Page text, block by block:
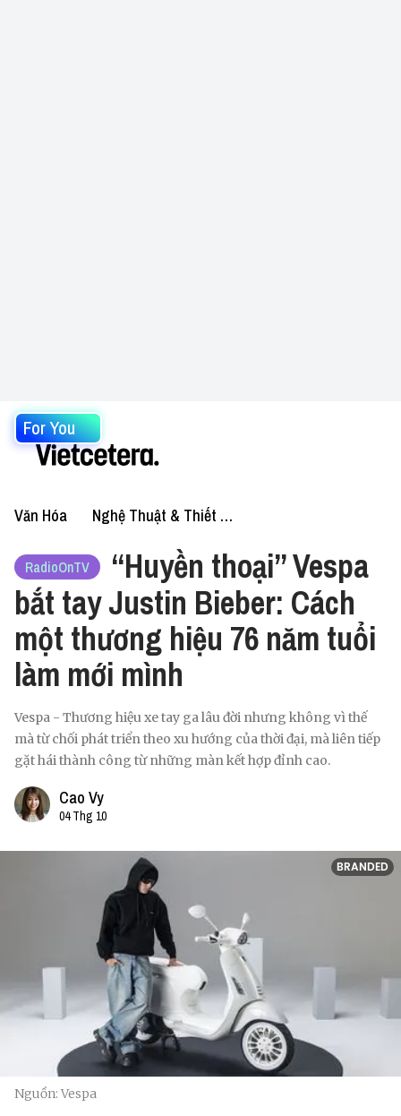
For You
Văn Hóa Nghệ Thuật & Thiết Kế
RadioOnTV
“Huyền thoại” Vespa
bắt tay Justin Bieber: Cách
một thương hiệu 76 năm tuổi
làm mới mình
Vespa - Thương hiệu xe tay ga lâu đời nhưng không vì thế
mà từ chối phát triển theo xu hướng của thời đại, mà liên tiếp
gặt hái thành công từ những màn kết hợp đỉnh cao.
Cao Vy
04 Thg 10
BRANDED
Nguồn: Vespa